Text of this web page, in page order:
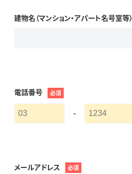
建物名（マンション・アパート名号室等）
電話番号 必須
-
メールアドレス 必須